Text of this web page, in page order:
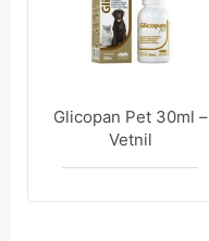
Glicopan Pet 30ml –
Vetnil